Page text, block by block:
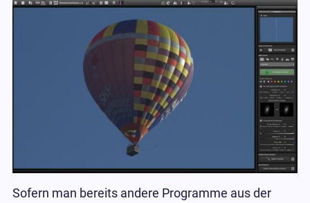
Sofern man bereits andere Programme aus der